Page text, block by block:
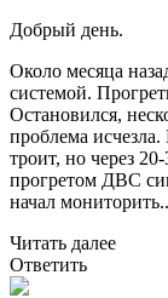
Добрый день.
Около месяца
системой.
Остановился,
проблема
троит, но через
прогретом ДВС
начал
Читать далее
Ответить